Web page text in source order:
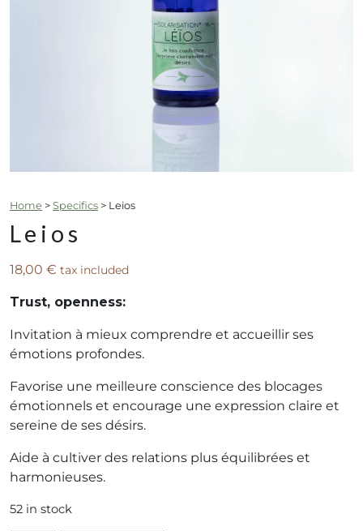
Home > Specifics > Leios
Leios
18,00 € tax included
Trust, openness:
Invitation à mieux comprendre et accueillir ses
émotions profondes.
Favorise une meilleure conscience des blocages
émotionnels et encourage une expression claire et
sereine de ses désirs.
Aide à cultiver des relations plus équilibrées et
harmonieuses.
52 in stock